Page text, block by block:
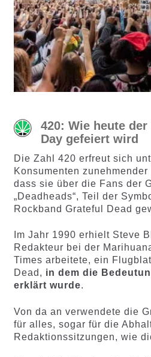
420: Wie heute
Day gefeiert wird
Die Zahl 420 erfreut sich
Konsumenten
dass sie über die Fans der
„Deadheads“, Teil der
Rockband Grateful Dead
Im Jahr 1990 erhielt Steve
Redakteur bei der
Times arbeitete, ein
Dead, in dem die
erklärt wurde.
Von da an verwendete die
für alles, sogar für die
Redaktionssitzungen, wie